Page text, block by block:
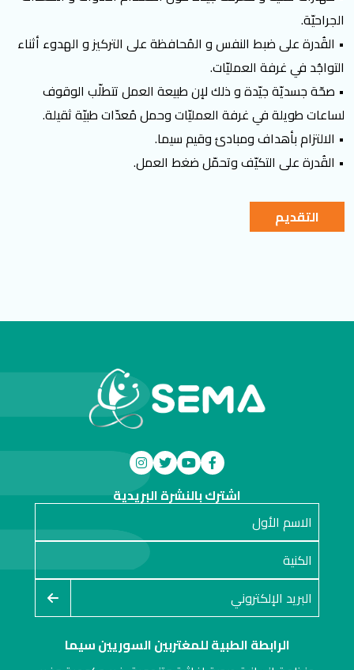
الجراحيّة.
• القُدرة على ضبط النفس و المُحافظة على التركيز و الهدوء أثناء
التواجُد في غرفة العمليّات.
• صحّة جسديّة جيّدة و ذلك لإن طبيعة العمل تتطلّب الوقوف
لساعات طويلة في غرفة العمليّات وحمل مُعدّات طبيّة ثقيلة.
• الالتزام بأهداف ومبادئ وقيم سيما.
• القُدرة على التكيّف وتحمّل ضغط العمل.
التقديم
الرابطة الطبية للمغتربين السوريين سيما
اشترك بالنشرة البريدية